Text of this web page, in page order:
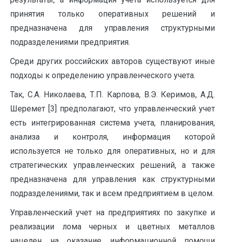
принятия только оперативных решений и
предназначена для управления структурными
подразделениями предприятия.
Среди других российских авторов существуют иные
подходы к определению управленческого учета.
Так, С.А. Николаева, Т.П. Карпова, В.Э. Керимов, А.Д.
Шеремет [3] предполагают, что управленческий учет
есть интегрированная система учета, планирования,
анализа и контроля, информация которой
используется не только для оперативных, но и для
стратегических управленческих решений, а также
предназначена для управления как структурными
подразделениями, так и всем предприятием в целом.
Управленческий учет на предприятиях по закупке и
реализации лома черных и цветных металлов